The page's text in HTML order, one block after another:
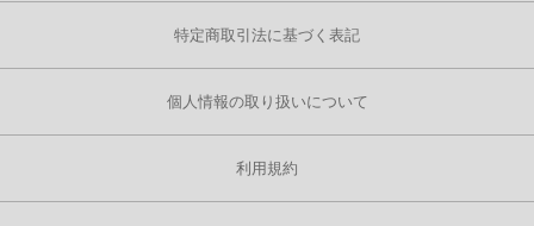
特定商取引法に基づく表記
個人情報の取り扱いについて
利用規約